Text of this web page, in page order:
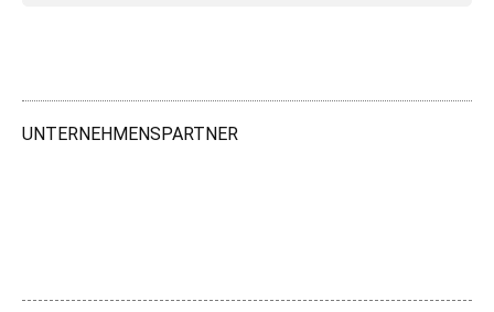
UNTERNEHMENSPARTNER